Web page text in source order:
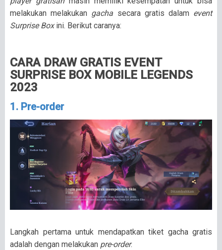
melakukan melakukan gacha secara gratis dalamevent
Surprise Boxini. Berikut caranya:
CARA DRAW GRATIS EVENT
SURPRISE BOX MOBILE LEGENDS
2023
1. Pre-order
Langkah pertama untuk mendapatkan tiket gacha gratis
adalah dengan melakukan pre-order.